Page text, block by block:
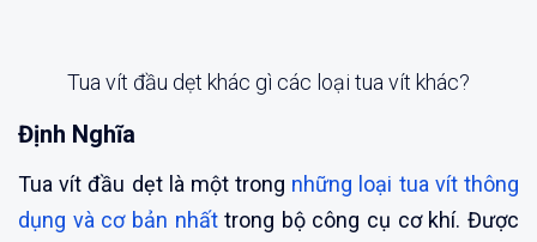
Tua vít đầu dẹt khác gì các loại tua vít khác?
Định Nghĩa
Tua vít đầu dẹt là một trong những loại tua vít thông
dụng và cơ bản nhấttrong bộ công cụ cơ khí. Được